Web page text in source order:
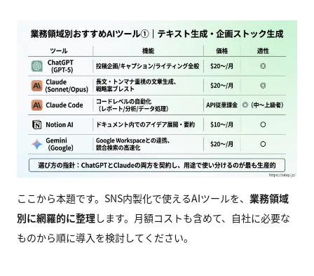
ここから本題です。SNS内製化で使えるAIツールを、 業務領域
別に網羅的に整理します。月額コストも含めて、自社に必要な
ものから順に導入を検討してください。